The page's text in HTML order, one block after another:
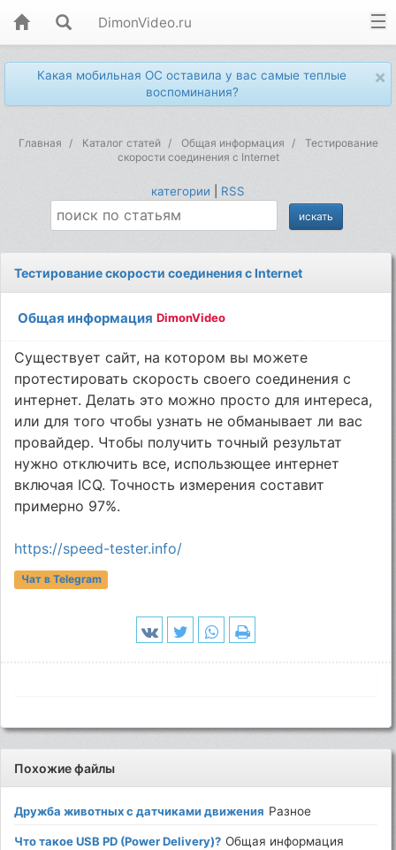
DimonVideo.ru
×
Какая мобильная ОС оставила у вас самые теплые
воспоминания?
Главная Каталог статей Общая информация
Тестирование
скорости соединения с Internet
категории RSS
Тестирование скорости соединения с Internet
Общая информация DimonVideo
Существует сайт, на котором вы можете
протестировать скорость своего соединения с
интернет. Делать это можно просто для интереса,
или для того чтобы узнать не обманывает ли вас
провайдер. Чтобы получить точный результат
нужно отключить все, использющее интернет
включая ICQ. Точность измерения составит
примерно 97%.
https://speed-tester.info/
Чат в Telegram
Похожие файлы
Дружба животных с датчиками движения Разное
Что такое USB PD (Power Delivery)? Общая информация